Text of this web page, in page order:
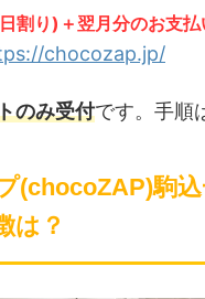
割り)＋翌月分のお支
chocozap.jp/
のみ受付です。手順
(chocoZAP)駒
は？